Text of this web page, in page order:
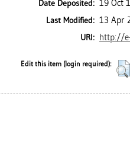
Date Deposited: 19 Oct
Last Modified: 13 Apr
URI: http://
Edit this item (login required):